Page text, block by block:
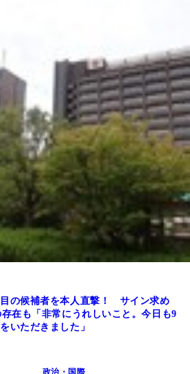
の候補者を本人直撃！ サイン求め
在も「非常にうれしいこと。今日も9
いただきました」
政治・国際